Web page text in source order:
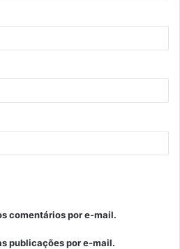
comentários por e-mail.
publicações por e-mail.